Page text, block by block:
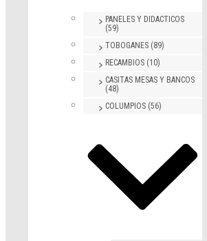
PANELES Y DIDACTICOS
(59)
TOBOGANES (89)
RECAMBIOS (10)
CASITAS MESAS Y BANCOS
(48)
COLUMPIOS (56)